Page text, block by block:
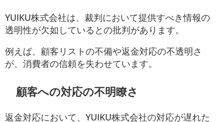
YUIKU株式会社は、裁判において提供すべき情報の
透明性が欠如しているとの批判があります。
例えば、顧客リストの不備や返金対応の不透明さ
が、消費者の信頼を失わせています。
顧客への対応の不明瞭さ
返金対応において、YUIKU株式会社の対応が遅れた